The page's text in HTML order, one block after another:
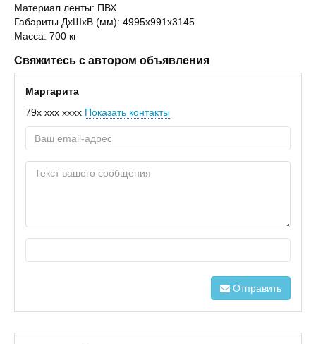
Материал ленты: ПВХ
Габариты ДхШхВ (мм): 4995х991х3145
Масса: 700 кг
Свяжитесь с автором объявления
Маргарита
79x xxx xxxx Показать контакты
Отправить